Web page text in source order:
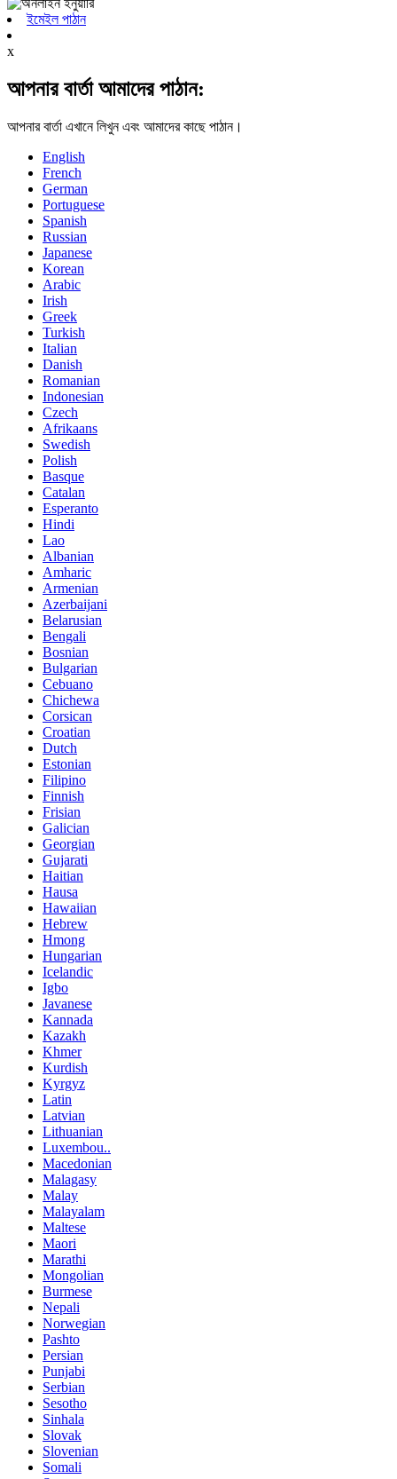
ইমেইল পাঠান
x
আপনার বার্তা আমাদের পাঠান:
আপনার বার্তা এখানে লিখুন এবং আমাদের কাছে পাঠান।
English
French
German
Portuguese
Spanish
Russian
Japanese
Korean
Arabic
Irish
Greek
Turkish
Italian
Danish
Romanian
Indonesian
Czech
Afrikaans
Swedish
Polish
Basque
Catalan
Esperanto
Hindi
Lao
Albanian
Amharic
Armenian
Azerbaijani
Belarusian
Bengali
Bosnian
Bulgarian
Cebuano
Chichewa
Corsican
Croatian
Dutch
Estonian
Filipino
Finnish
Frisian
Galician
Georgian
Gujarati
Haitian
Hausa
Hawaiian
Hebrew
Hmong
Hungarian
Icelandic
Igbo
Javanese
Kannada
Kazakh
Khmer
Kurdish
Kyrgyz
Latin
Latvian
Lithuanian
Luxembou..
Macedonian
Malagasy
Malay
Malayalam
Maltese
Maori
Marathi
Mongolian
Burmese
Nepali
Norwegian
Pashto
Persian
Punjabi
Serbian
Sesotho
Sinhala
Slovak
Slovenian
Somali